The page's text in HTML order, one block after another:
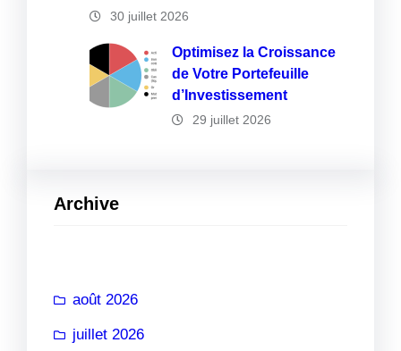
30 juillet 2026
Optimisez la Croissance
de Votre Portefeuille
d’Investissement
29 juillet 2026
Archive
août 2026
juillet 2026